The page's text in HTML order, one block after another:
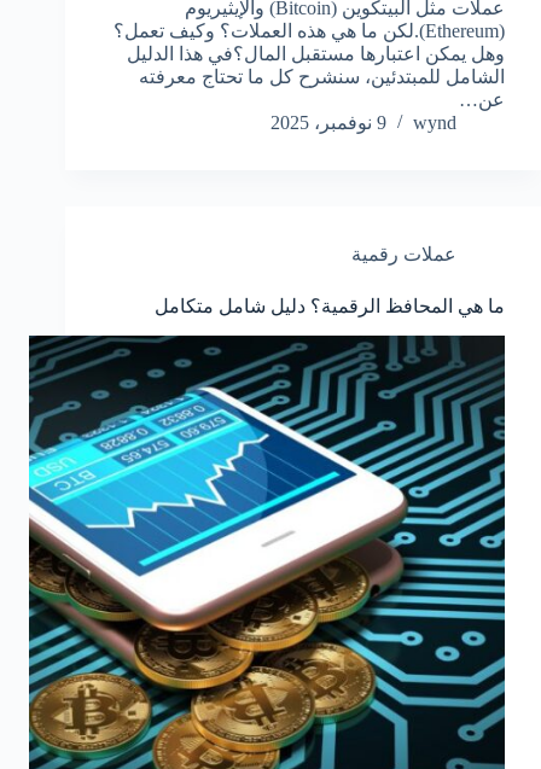
عملات مثل البيتكوين (Bitcoin) والإيثيريوم
(Ethereum).لكن ما هي هذه العملات؟ وكيف تعمل؟
وهل يمكن اعتبارها مستقبل المال؟في هذا الدليل
الشامل للمبتدئين، سنشرح كل ما تحتاج معرفته
عن…
wynd
9 نوفمبر، 2025
عملات رقمية
ما هي المحافظ الرقمية؟ دليل شامل متكامل